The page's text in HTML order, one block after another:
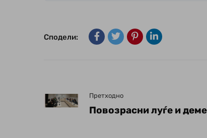
Сподели:
Претходно
Повозрасни луѓе и